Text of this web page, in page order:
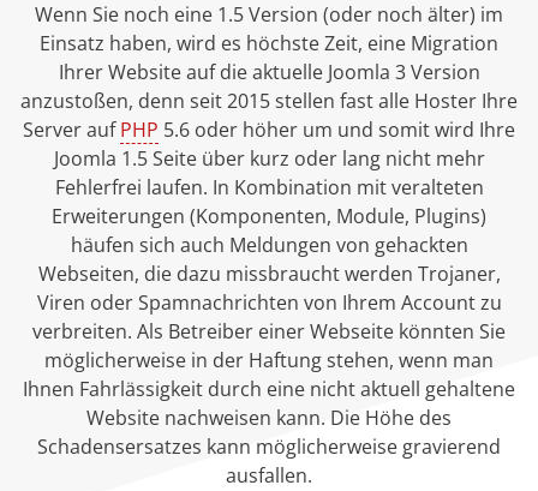
Wenn Sie noch eine 1.5 Version (oder noch älter) im
Einsatz haben, wird es höchste Zeit, eine Migration
Ihrer Website auf die aktuelle Joomla 3 Version
anzustoßen, denn seit 2015 stellen fast alle Hoster Ihre
Server aufPHP 5.6 oder höher um und somit wird Ihre
Joomla 1.5 Seite über kurz oder lang nicht mehr
Fehlerfrei laufen. In Kombination mit veralteten
Erweiterungen (Komponenten, Module, Plugins)
häufen sich auch Meldungen von gehackten
Webseiten, die dazu missbraucht werden Trojaner,
Viren oder Spamnachrichten von Ihrem Account zu
verbreiten. Als Betreiber einer Webseite könnten Sie
möglicherweise in der Haftung stehen, wenn man
Ihnen Fahrlässigkeit durch eine nicht aktuell gehaltene
Website nachweisen kann. Die Höhe des
Schadensersatzes kann möglicherweise gravierend
ausfallen.